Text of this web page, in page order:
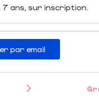
7 ans, sur inscription.
par email